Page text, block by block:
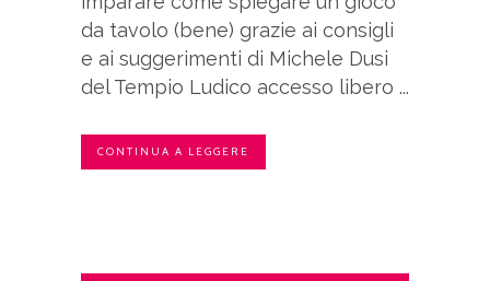
da tavolo (bene) grazie ai consigli
e ai suggerimenti di Michele Dusi
del Tempio Ludico accesso libero ...
CONTINUA A LEGGERE